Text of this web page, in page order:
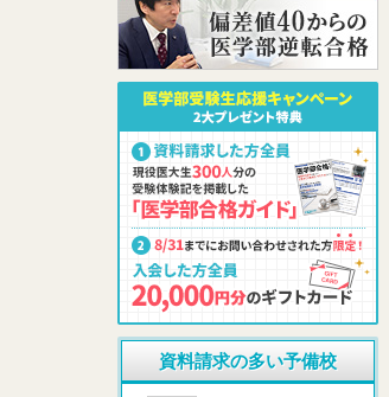
資料請求の多い予備校